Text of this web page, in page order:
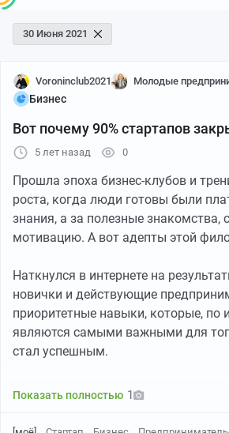
30 Июня 2021
Voroninclub2021 Молодые
Бизнес
Вот почему 90% стартапов
5 лет назад 0
Прошла эпоха бизнес-клубов и
роста, когда люди готовы были
знания, а за полезные знакомства,
мотивацию. А вот адепты этой
Наткнулся в интернете на
новички и действующие
приоритетные навыки, которые, по
являются самыми важными для
стал успешным.
Новички (очевидно, большинство —
предприниматель должен уметь
Показать полностью 1